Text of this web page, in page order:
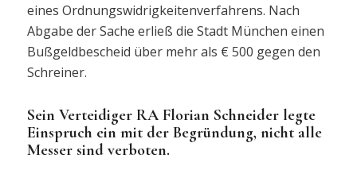
eines Ordnungswidrigkeitenverfahrens. Nach
Abgabe der Sache erließ die Stadt München einen
Bußgeldbescheid über mehr als € 500 gegen den
Schreiner.
Sein Verteidiger RA Florian Schneider legte
Einspruch ein mit der Begründung, nicht alle
Messer sind verboten.